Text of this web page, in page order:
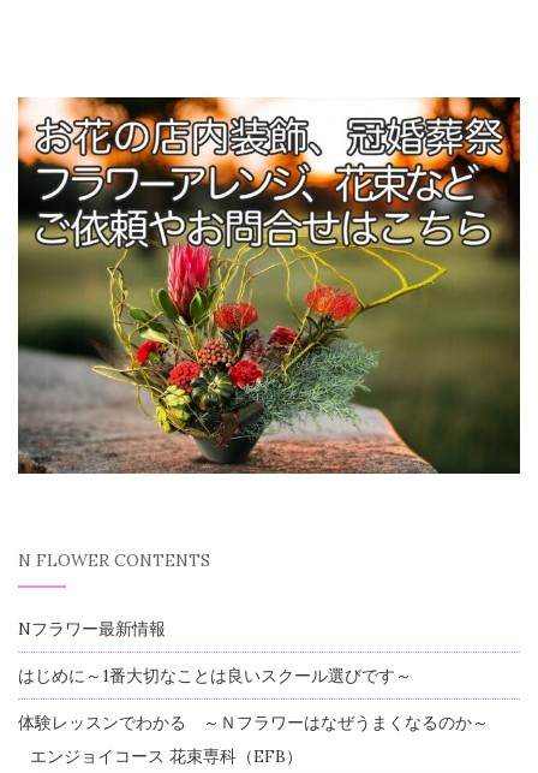
N FLOWER CONTENTS
Nフラワー最新情報
はじめに～1番大切なことは良いスクール選びです～
体験レッスンでわかる ～Ｎフラワーはなぜうまくなるのか～
エンジョイコース 花束専科（EFB）